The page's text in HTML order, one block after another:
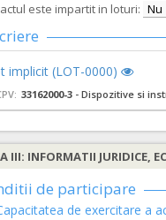
este impartit in loturi: Nu
implicit (LOT-0000)
33162000-3 - Dispozitive si
III: INFORMATII JURIDICE,
de participare
de exercitare a